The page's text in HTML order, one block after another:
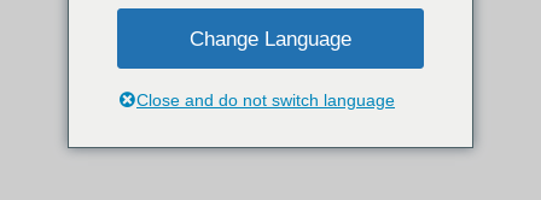
Change Language
Close and do not switch language